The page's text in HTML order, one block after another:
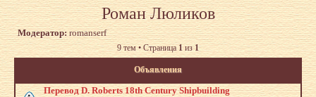
Роман Люликов
Модератор: romanserf
9 тем • Страница1 из1
Объявления
Перевод D. Roberts 18th Century Shipbuilding